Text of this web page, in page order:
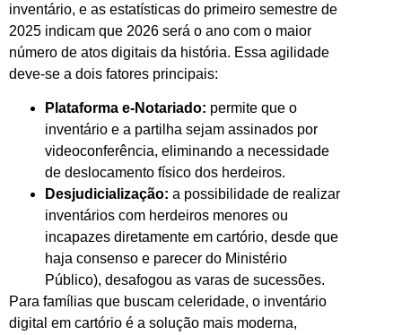
inventário, e as estatísticas do primeiro semestre de
2025 indicam que 2026 será o ano com o maior
número de atos digitais da história. Essa agilidade
deve-se a dois fatores principais:
Plataforma e-Notariado: permite que o
inventário e a partilha sejam assinados por
videoconferência, eliminando a necessidade
de deslocamento físico dos herdeiros.
Desjudicialização: a possibilidade de realizar
inventários com herdeiros menores ou
incapazes diretamente em cartório, desde que
haja consenso e parecer do Ministério
Público), desafogou as varas de sucessões.
Para famílias que buscam celeridade, o inventário
digital em cartório é a solução mais moderna,